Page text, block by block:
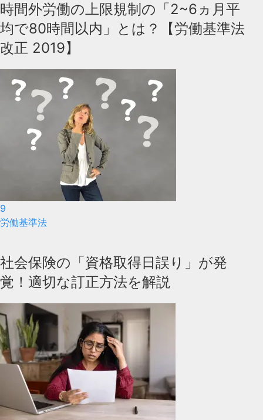
時間外労働の上限規制の「2~6ヵ月平
均で80時間以内」とは？【労働基準法
改正 2019】
9
労働基準法
社会保険の「資格取得日誤り」が発
覚！適切な訂正方法を解説